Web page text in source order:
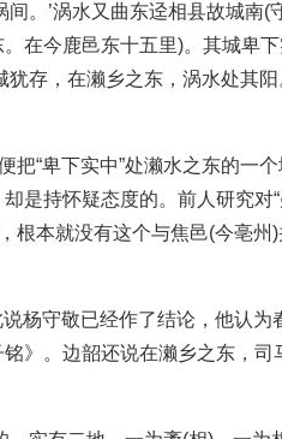
。’涡水又曲东迳相县故城南(
在今鹿邑东十五里)。其城卑
存，在濑乡之东，涡水处其阳
把“卑下实中”处濑水之东的一
是持怀疑态度的。前人研究对
根本就没有这个与焦邑(今亳州
杨守敬已经作了结论，他认
》。边韶还说在濑乡之东，